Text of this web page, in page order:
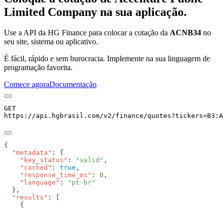
Limited Company na sua aplicação.
Use a API da HG Finance para colocar a cotação da ACNB34 no
seu site, sistema ou aplicativo.
É fácil, rápido e sem burocracia. Implemente na sua linguagem de
programação favorita.
Comece agoraDocumentação
GET
https://api.hgbrasil.com/v2/finance/quotes?tickers=
  "metadata"
    "key_status"
: "valid"
    "cached"
: true
    "response_time_ms"
: 0
    "language"
:
  "results"